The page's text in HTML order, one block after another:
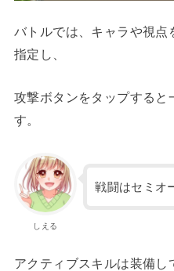
バトルでは、キャラや視点
指定し、
攻撃ボタンをタップすると
す。
しえる
戦闘はセミオ
アクティブスキルは装備し